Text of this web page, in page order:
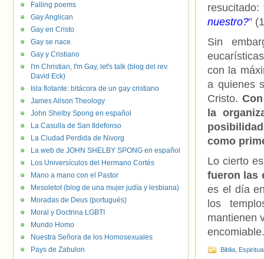
resucitado:
nuestro?”
Sin
con la
a quienes
Cristo.
la
como
Lo cierto
fueron las
es el día
los
mantienen
encomiable.
Biblia
Falling poems
Gay Anglican
Gay en Cristo
Gay se nace.
Gay y Cristiano
I'm Christian, I'm Gay, let's talk (blog del rev.
David Eck)
Isla flotante: bitácora de un gay cristiano
James Alison Theology
John Shelby Spong en español
La Casulla de San Ildefonso
La Ciudad Perdida de Nivorg
La web de JOHN SHELBY SPONG en español
Los Universículos del Hermano Cortés
Mano a mano con el Pastor
Mesoletot (blog de una mujer judía y lesbiana)
Moradas de Deus (portugués)
Moral y Doctrina LGBTI
Mundo Homo
Nuestra Señora de los Homosexuales
Pays de Zabulon